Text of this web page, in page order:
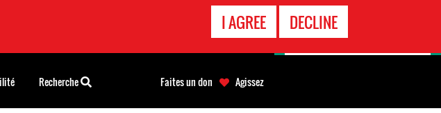
I AGREE DECLINE
Recherche Faites un don Agissez
D'URGENCE